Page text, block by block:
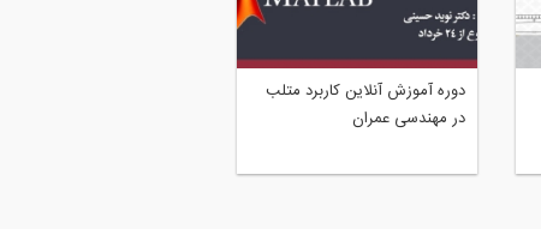
دوره آموزش آنلاین كاربرد متلب
در مهندسی عمران